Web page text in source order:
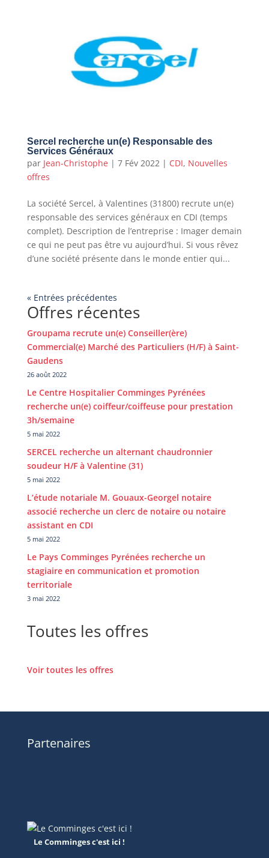
Sercel recherche un(e) Responsable des
Services Généraux
par Jean-Christophe | 7 Fév 2022 | CDI, Nouvelles
offres
La société Sercel, à Valentines (31800) recrute un(e)
responsable des services généraux en CDI (temps
complet). Description de l’entreprise : Imager demain
ce qui ne peut pas être vu aujourd’hui. Si vous rêvez
d’une société présente dans le monde entier qui...
« Entrées précédentes
Offres récentes
Groupama recrute un(e) Conseiller(ère)
Commercial(e) Marché des Particuliers (H/F) à Saint-
Gaudens
26 août 2022
Le Centre Hospitalier Comminges Pyrénées
recherche un(e) coiffeur/coiffeuse pour prestation
3h/semaine
5 mai 2022
SERCEL recherche un alternant chaudronnier
soudeur H/F à Valentine (31)
5 mai 2022
L’étude notariale M. Gouaux-Georgel notaire
associé recherche un clerc de notaire ou notaire
assistant en CDI
5 mai 2022
Le Pays Comminges Pyrénées recherche un
stagiaire en communication et promotion
territoriale
3 mai 2022
Toutes les offres
Voir toutes les offres
Partenaires
Le Comminges c'est ici !